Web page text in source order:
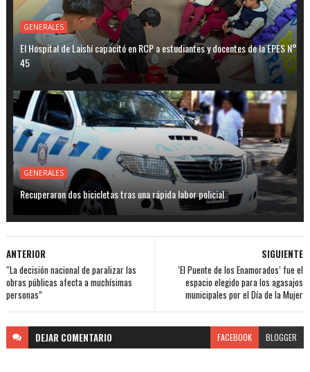
GENERALES
El Hospital de Laishí capacitó en RCP a estudiantes y docentes de la EPES N°
45
GENERALES
Recuperaron dos bicicletas tras una rápida labor policial
SIGUIENTE
‘El Puente de los Enamorados’ fue el
espacio elegido para los agasajos
municipales por el Día de la Mujer
ANTERIOR
“La decisión nacional de paralizar las
obras públicas afecta a muchísimas
personas”
DEJAR COMENTARIO FACEBOOK BLOGGER